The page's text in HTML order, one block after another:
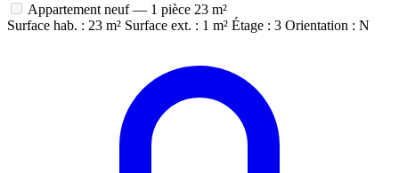
Appartement neuf — 1 pièce 23 m²
Surface hab. : 23 m² Surface ext. : 1 m² Étage : 3 Orientation : N